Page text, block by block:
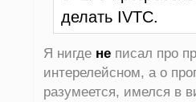
делать IVTC.
Я нигде не писал про
интерелейсном, а о
разумеется, имелся в